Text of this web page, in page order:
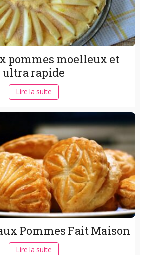
pommes moelleux et
ultra rapide
Lire la suite
Pommes Fait Maison
Lire la suite